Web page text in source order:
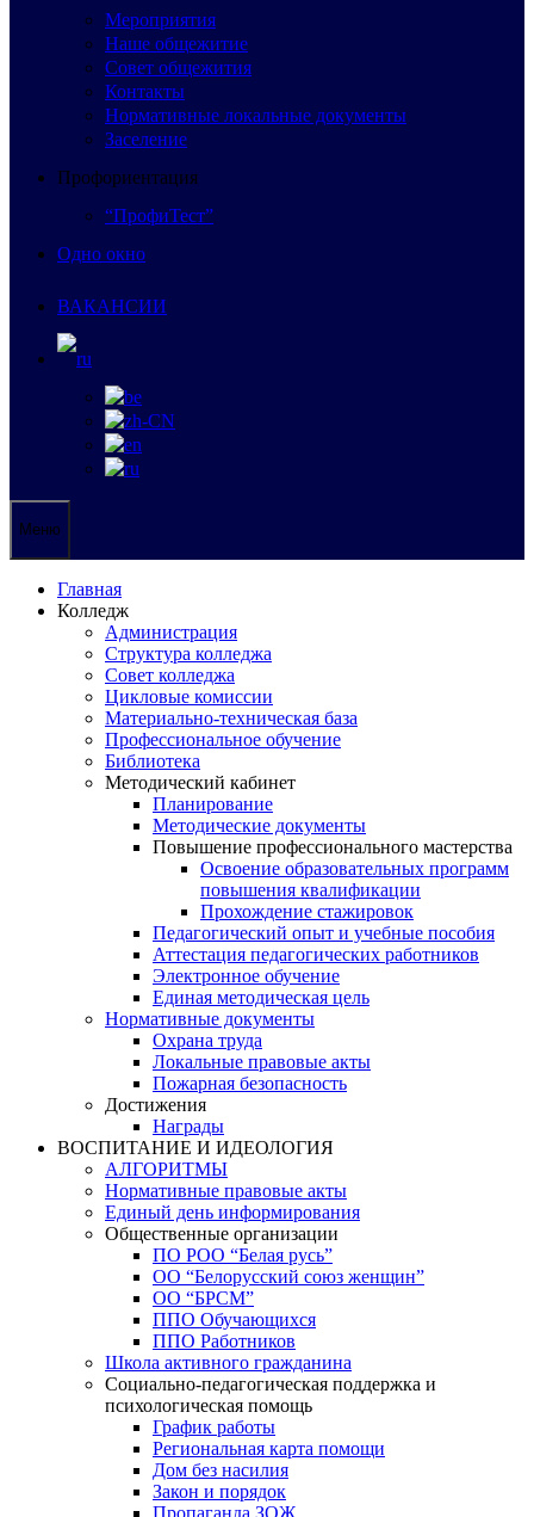
Мероприятия
Наше общежитие
Совет общежития
Контакты
Нормативные локальные документы
Заселение
Профориентация
“ПрофиТест”
Одно окно
ВАКАНСИИ
Меню
Главная
Колледж
Администрация
Структура колледжа
Совет колледжа
Цикловые комиссии
Материально-техническая база
Профессиональное обучение
Библиотека
Методический кабинет
Планирование
Методические документы
Повышение профессионального мастерства
Освоение образовательных программ
повышения квалификации
Прохождение стажировок
Педагогический опыт и учебные пособия
Аттестация педагогических работников
Электронное обучение
Единая методическая цель
Нормативные документы
Охрана труда
Локальные правовые акты
Пожарная безопасность
Достижения
Награды
ВОСПИТАНИЕ И ИДЕОЛОГИЯ
АЛГОРИТМЫ
Нормативные правовые акты
Единый день информирования
Общественные организации
ПО РОО “Белая русь”
ОО “Белорусский союз женщин”
ОО “БРСМ”
ППО Обучающихся
ППО Работников
Школа активного гражданина
Социально-педагогическая поддержка и
психологическая помощь
График работы
Региональная карта помощи
Дом без насилия
Закон и порядок
Пропаганда ЗОЖ